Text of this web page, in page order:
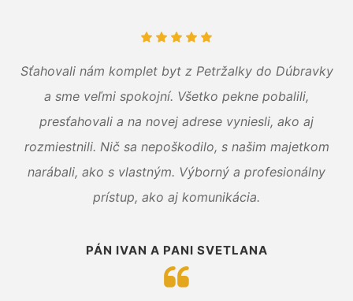
Sťahovali nám komplet byt z Petržalky do Dúbravky
a sme veľmi spokojní. Všetko pekne pobalili,
presťahovali a na novej adrese vyniesli, ako aj
rozmiestnili. Nič sa nepoškodilo, s našim majetkom
narábali, ako s vlastným. Výborný a profesionálny
prístup, ako aj komunikácia.
PÁN IVAN A PANI SVETLANA